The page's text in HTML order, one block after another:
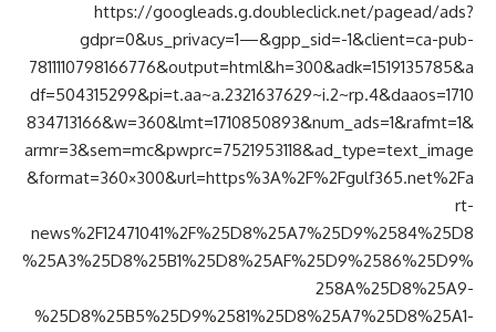
https://googleads.g.doubleclick.net/pagead/ads?
gdpr=0&us_privacy=1—&gpp_sid=-1&client=ca-pub-
7811110798166776&output=html&h=300&adk=1519135785&a
df=504315299&pi=t.aa~a.2321637629~i.2~rp.4&daaos=1710
834713166&w=360&lmt=1710850893&num_ads=1&rafmt=1&
armr=3&sem=mc&pwprc=7521953118&ad_type=text_image
&format=360×300&url=https%3A%2F%2Fgulf365.net%2Fa
rt-
news%2F12471041%2F%25D8%25A7%25D9%2584%25D8
%25A3%25D8%25B1%25D8%25AF%25D9%2586%25D9%
258A%25D8%25A9-
%25D8%25B5%25D9%2581%25D8%25A7%25D8%25A1-